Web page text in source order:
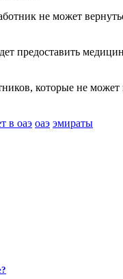
не может
предоставить
которые не
в оаэ оаэ эмираты